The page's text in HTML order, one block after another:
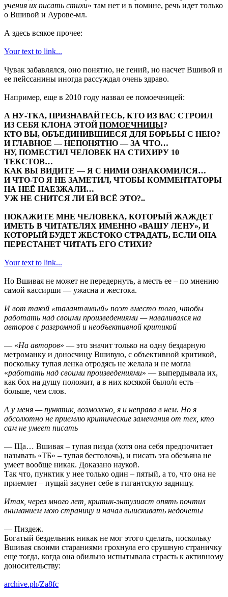
учения их писать стихи» там нет и в помине, речь идет только
о Вшивой и Аурове-мл.
А здесь всякое прочее:
Your text to link...
Чувак забавлялся, оно понятно, не гений, но насчет Вшивой и
ее пейссанины иногда рассуждал очень здраво.
Например, еще в 2010 году назвал ее помоечницей:
А НУ-ТКА, ПРИЗНАВАЙТЕСЬ, КТО ИЗ ВАС СТРОИЛ
ИЗ СЕБЯ КЛОНА ЭТОЙПОМОЕЧНИЦЫ?
КТО ВЫ, ОБЪЕДИНИВШИЕСЯ ДЛЯ БОРЬБЫ С НЕЮ?
И ГЛАВНОЕ — НЕПОНЯТНО — ЗА ЧТО…
НУ, ПОМЕСТИЛ ЧЕЛОВЕК НА СТИХИРУ 10
ТЕКСТОВ…
КАК ВЫ ВИДИТЕ — Я С НИМИ ОЗНАКОМИЛСЯ…
И ЧТО-ТО Я НЕ ЗАМЕТИЛ, ЧТОБЫ КОММЕНТАТОРЫ
НА НЕЁ НАЕЗЖАЛИ…
УЖ НЕ СНИТСЯ ЛИ ЕЙ ВСЁ ЭТО?..
ПОКАЖИТЕ МНЕ ЧЕЛОВЕКА, КОТОРЫЙ ЖАЖДЕТ
ИМЕТЬ В ЧИТАТЕЛЯХ ИМЕННО «ВАШУ ЛЕНУ», И
КОТОРЫЙ БУДЕТ ЖЕСТОКО СТРАДАТЬ, ЕСЛИ ОНА
ПЕРЕСТАНЕТ ЧИТАТЬ ЕГО СТИХИ?
Your text to link...
Но Вшивая не может не передернуть, а месть ее – по мнению
самой кассирши — ужасна и жестока.
И вот такой «талантливый» поэт вместо того, чтобы
работать над своими произведениями — наваливался на
авторов с разгромной и необъективной критикой
— «На авторов» — это значит только на одну бездарную
метроманку и доносчицу Вшивую, с объективной критикой,
поскольку тупая ленка отродясь не желала и не могла
«работать над своими произведениями» — выпердывала их,
как бох на душу положит, а в них косякой было/и есть –
больше, чем слов.
А у меня — пунктик, возможно, я и неправа в нем. Но я
абсолютно не приемлю критические замечания от тех, кто
сам не умеет писать
— Ща… Вшивая – тупая пизда (хотя она себя предпочитает
называть «ТБ» – тупая бестолочь), и писать эта обезьяна не
умеет вообще никак. Доказано наукой.
Так что, пунктик у нее только один – пятый, а то, что она не
приемлет – пущай засунет себе в гигантскую задницу.
Итак, через много лет, критик-энтузиаст опять почтил
вниманием мою страницу и начал выискивать недочеты
— Пиздеж.
Богатый бездельник никак не мог этого сделать, поскольку
Вшивая своими стараниями грохнула его срушную страничку
еще тогда, когда она обильно испытывала страсть к активному
доносительству:
archive.ph/Za8fc